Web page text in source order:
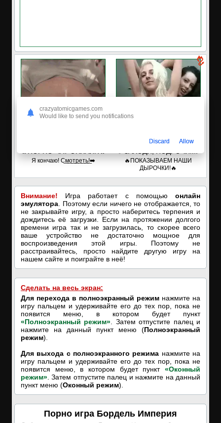
Я кончаю! С͟м͟о͟т͟р͟е͟т͟ь͟!➡️
🔥ПОКАЗЫВАЕМ НАШИ
ДЫРОЧКИ!🔥
Внимание! Игра работает с помощью онлайн
эмулятора . Поэтому если ничего не отображается, то
не закрывайте игру, а просто наберитесь терпения и
дождитесь её загрузки. Если на протяжении долгого
времени игра так и не загрузилась, то скорее всего
ваше устройство не достаточно мощное для
воспроизведения этой игры. Поэтому не
расстраивайтесь, просто найдите другую игру на
нашем сайте и поиграйте в неё!
Сделать на весь экран:
Для перехода в полноэкранный режим нажмите на
игру пальцем и удерживайте его до тех пор, пока не
появится меню, в котором будет пункт
«Полноэкранный режим» . Затем отпустите палец и
нажмите на данный пункт меню (Полноэкранный
режим).
Для выхода с полноэкранного режима нажмите на
игру пальцем и удерживайте его до тех пор, пока не
появится меню, в котором будет пункт «Оконный
режим» . Затем отпустите палец и нажмите на данный
пункт меню (Оконный режим).
Порно игра Бордель Империя
crazyatomicgames.com
Would like to send you notifications
Discard Allow